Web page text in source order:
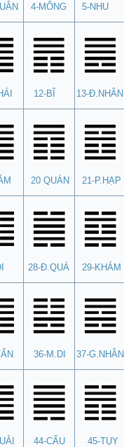
4-MÔNG 5-NHU
12-BĨ 13-Đ.NHÂN
20 QUÁN 21-P.HẠP
28-Đ.QUÁ 29-KHẢM
36-M.DI 37-G.NHÂN
44-CẤU 45-TỤY